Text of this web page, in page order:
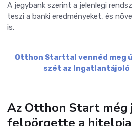
A jegybank szerint a jelenlegi
teszi a banki eredményeket, és
is.
Otthon Starttal vennéd meg
szét az Ingatlantájoló
Az Otthon Start még